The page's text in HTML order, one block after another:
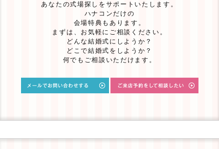
あなたの式場探しをサポートいたします。
ハナコンだけの
会場特典もあります。
まずは、お気軽にご相談ください。
どんな結婚式にしようか？
どこで結婚式をしようか？
何でもご相談いただけます。